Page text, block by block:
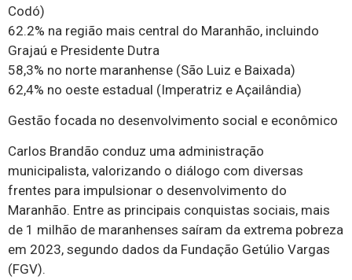
Codó)
62.2% na região mais central do Maranhão, incluindo
Grajaú e Presidente Dutra
58,3% no norte maranhense (São Luiz e Baixada)
62,4% no oeste estadual (Imperatriz e Açailândia)
Gestão focada no desenvolvimento social e econômico
Carlos Brandão conduz uma administração
municipalista, valorizando o diálogo com diversas
frentes para impulsionar o desenvolvimento do
Maranhão. Entre as principais conquistas sociais, mais
de 1 milhão de maranhenses saíram da extrema pobreza
em 2023, segundo dados da Fundação Getúlio Vargas
(FGV).